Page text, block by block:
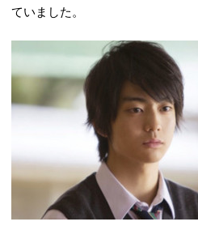
ていました。